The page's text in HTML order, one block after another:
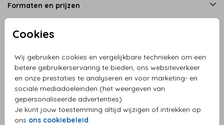
Cookies
Wij gebruiken cookies en vergelijkbare technieken om een
betere gebruikerservaring te bieden, ons websiteverkeer
en onze prestaties te analyseren en voor marketing- en
sociale mediadoeleinden (het weergeven van
gepersonaliseerde advertenties).
Je kunt jouw toestemming altijd wijzigen of intrekken op
ons ons cookiebeleid.
Formaten en prijzen
Omschrijving
Geboortekaartje meisje tweeling op rotan wiegje en
knuffels. Lief en schattig kaartje met wolkje en ballonnen